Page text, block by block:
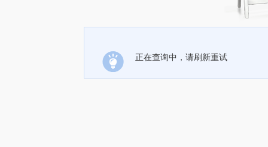
正在查询中，请刷新重试